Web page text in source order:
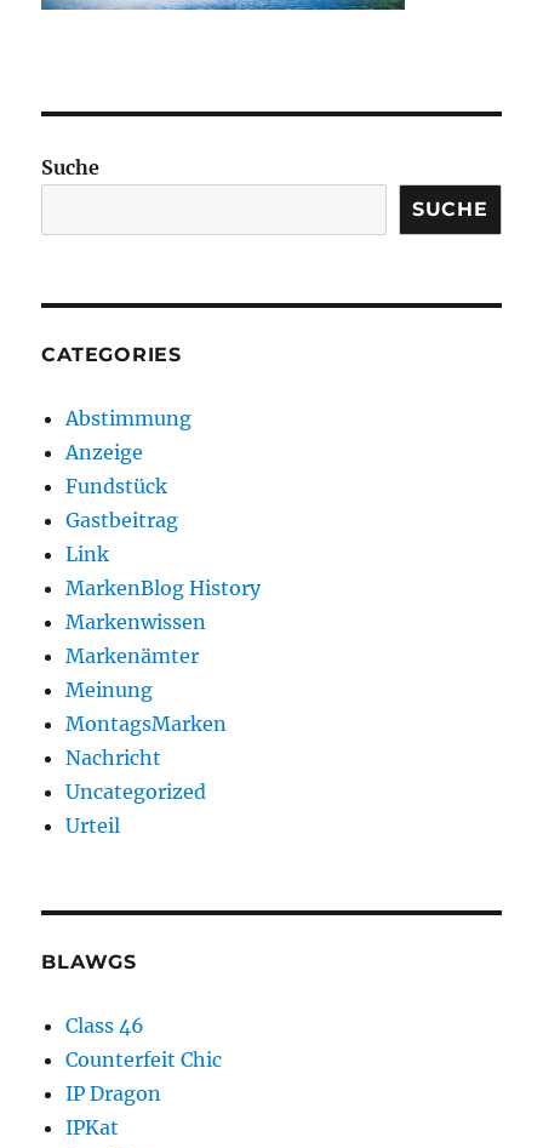
Suche
SUCHE
CATEGORIES
Abstimmung
Anzeige
Fundstück
Gastbeitrag
Link
MarkenBlog History
Markenwissen
Markenämter
Meinung
MontagsMarken
Nachricht
Uncategorized
Urteil
BLAWGS
Class 46
Counterfeit Chic
IP Dragon
IPKat